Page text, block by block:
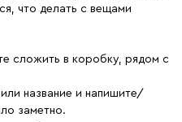
что делать с вещами
сложить в коробку, рядом с
название и напишите/
заметно.